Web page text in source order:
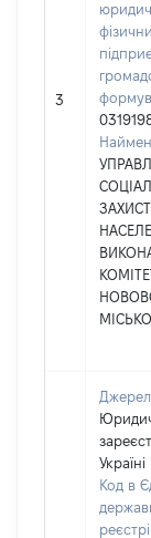
3
Україні
Код в
реєстрі